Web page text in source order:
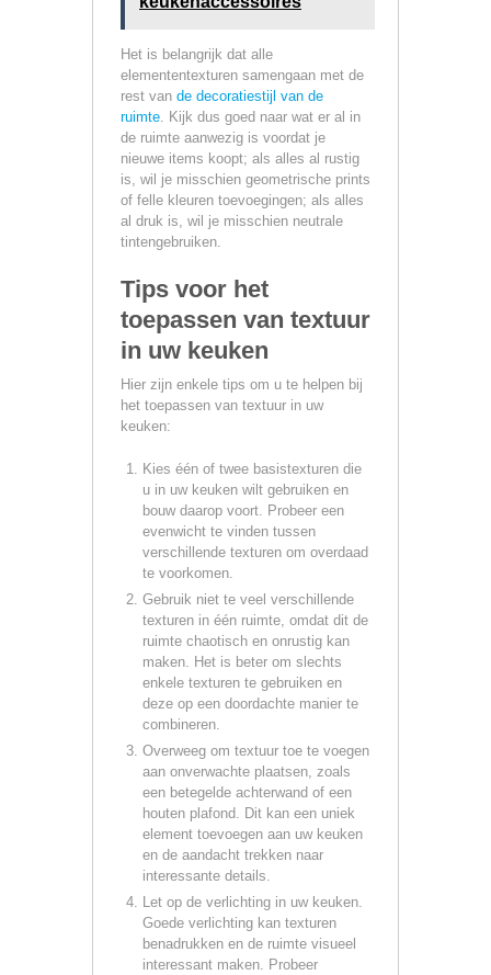
Het is belangrijk dat alle
elemententexturen samengaan met de
rest van de decoratiestijl van de
ruimte . Kijk dus goed naar wat er al in
de ruimte aanwezig is voordat je
nieuwe items koopt; als alles al rustig
is, wil je misschien geometrische prints
of felle kleuren toevoegingen; als alles
al druk is, wil je misschien neutrale
tintengebruiken.
Tips voor het
toepassen van textuur
in uw keuken
Hier zijn enkele tips om u te helpen bij
het toepassen van textuur in uw
keuken:
Kies één of twee basistexturen die
u in uw keuken wilt gebruiken en
bouw daarop voort. Probeer een
evenwicht te vinden tussen
verschillende texturen om overdaad
te voorkomen.
Gebruik niet te veel verschillende
texturen in één ruimte, omdat dit de
ruimte chaotisch en onrustig kan
maken. Het is beter om slechts
enkele texturen te gebruiken en
deze op een doordachte manier te
combineren.
Overweeg om textuur toe te voegen
aan onverwachte plaatsen, zoals
een betegelde achterwand of een
houten plafond. Dit kan een uniek
element toevoegen aan uw keuken
en de aandacht trekken naar
interessante details.
Let op de verlichting in uw keuken.
Goede verlichting kan texturen
benadrukken en de ruimte visueel
interessant maken. Probeer